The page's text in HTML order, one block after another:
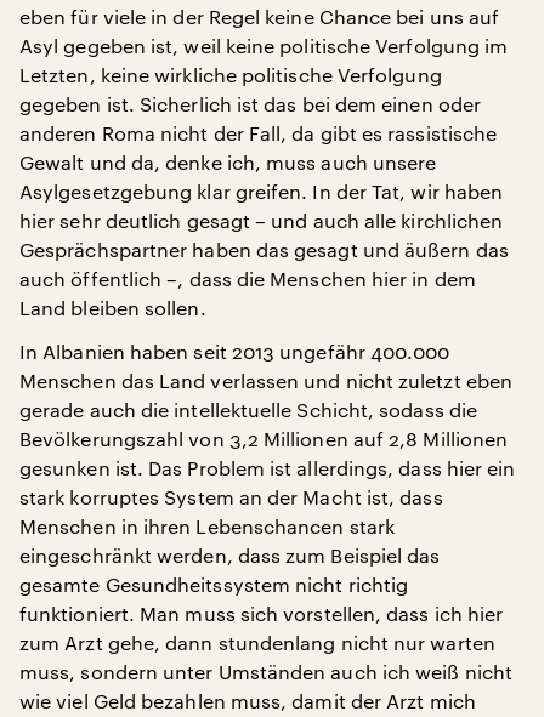
eben für viele in der Regel keine Chance bei uns auf
Asyl gegeben ist, weil keine politische Verfolgung im
Letzten, keine wirkliche politische Verfolgung
gegeben ist. Sicherlich ist das bei dem einen oder
anderen Roma nicht der Fall, da gibt es rassistische
Gewalt und da, denke ich, muss auch unsere
Asylgesetzgebung klar greifen. In der Tat, wir haben
hier sehr deutlich gesagt – und auch alle kirchlichen
Gesprächspartner haben das gesagt und äußern das
auch öffentlich –, dass die Menschen hier in dem
Land bleiben sollen.
In Albanien haben seit 2013 ungefähr 400.000
Menschen das Land verlassen und nicht zuletzt eben
gerade auch die intellektuelle Schicht, sodass die
Bevölkerungszahl von 3,2 Millionen auf 2,8 Millionen
gesunken ist. Das Problem ist allerdings, dass hier ein
stark korruptes System an der Macht ist, dass
Menschen in ihren Lebenschancen stark
eingeschränkt werden, dass zum Beispiel das
gesamte Gesundheitssystem nicht richtig
funktioniert. Man muss sich vorstellen, dass ich hier
zum Arzt gehe, dann stundenlang nicht nur warten
muss, sondern unter Umständen auch ich weiß nicht
wie viel Geld bezahlen muss, damit der Arzt mich